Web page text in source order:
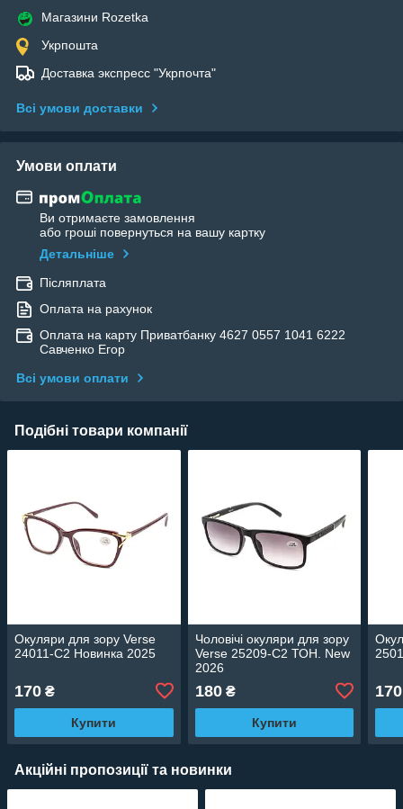
Магазини Rozetka
Укрпошта
Доставка экспресс "Укрпочта"
Всі умови доставки
Умови оплати
Ви отримаєте замовлення
або гроші повернуться на вашу картку
Детальніше
Післяплата
Оплата на рахунок
Оплата на карту Приватбанку 4627 0557 1041 6222
Савченко Егор
Всі умови оплати
Подібні товари компанії
Окуляри для зору Verse
24011-C2 Новинка 2025
170 ₴
Купити
Чоловічі окуляри для зору
Verse 25209-C2 ТОН. New
2026
180₴
Купити
170
Акційні пропозиції та новинки